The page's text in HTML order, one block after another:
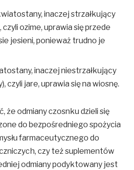
inaczej strzałkujący
ozime, uprawia się przede
jesieni, ponieważ trudno je
inaczej niestrzałkujący
czyli jare, uprawia się na wiosnę.
że odmiany czosnku dzieli się
do bezpośredniego spożycia
farmaceutycznego do
czy też suplementów
odmiany podyktowany jest